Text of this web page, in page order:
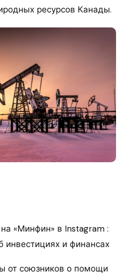
ресурсов Канады.
«Минфин» в Instagram :
инвестициях и финансах
от союзников о помощи